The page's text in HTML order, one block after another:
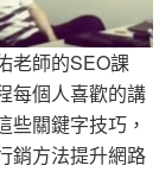
老師的SEO課
每個人喜歡的講
些關鍵字技巧，
銷方法提升網路